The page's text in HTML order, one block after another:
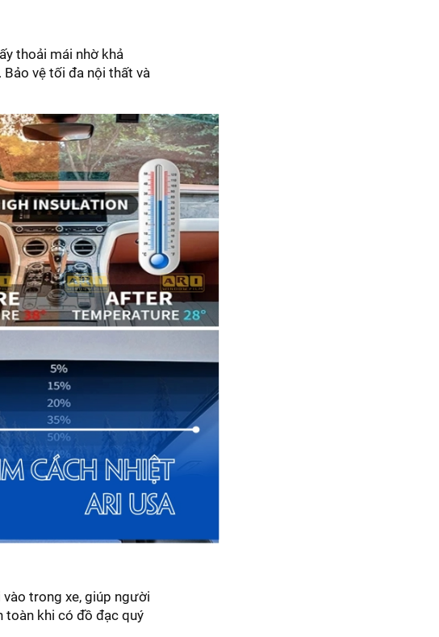
thoải mái nhờ khả
vệ tối đa nội thất và
trong xe, giúp người
toàn khi có đồ đạc quý